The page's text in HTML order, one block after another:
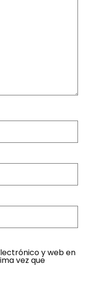
y web en
vez que